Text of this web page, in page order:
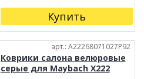
Купить
арт.: A22268071027P92
Коврики салона велюровые
серые для Maybach X222